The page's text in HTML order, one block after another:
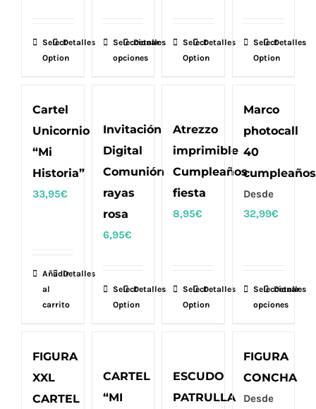
en
la
producto
Select
Option
Detalles
Seleccionar
opciones
Este
producto
variantes.
Las
pueden
elegir
en
de
Detalles
Select
Option
Detalles
Select
Option
Detalles
Cartel
Unicornio
“Mi
Historia”
33,95€
Añadir
al
carrito
Detalles
Invitación
Digital
Comunión
rayas
rosa
6,95€
Select
Option
Detalles
Atrezzo
imprimible
Cumpleaños
fiesta
8,95€
Select
Option
Detalles
Marco
photocall
40
cumpleaños
Desde
32,99€
Seleccionar
opciones
Este
producto
múltiples
Detalles
FIGURA
XXL
CARTEL
CARTEL
“MI
ESCUDO
PATRULLA
FIGURA
CONCHA
Desde